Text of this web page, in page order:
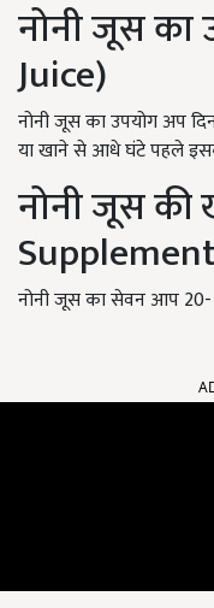
नोनी जूस का
Juice)
नोनी जूस का उपयोग अप
या खाने से आधे घंटे पहले
नोनी जूस की
नोनी जूस का सेवन आप